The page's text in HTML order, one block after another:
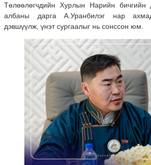
Төлөөлөгчдийн Хурлын Нарийн бичгийн
албаны дарга А.Уранбилэг нар
дэвшүүлж, үнэт сургаалыг нь сонссон юм.